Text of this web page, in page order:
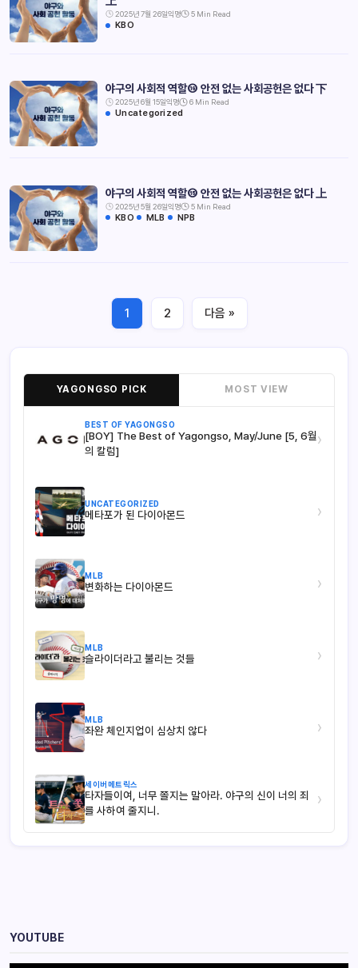
2025년 7월 26일익명 5 Min Read
KBO
야구의 사회적 역할⑯ 안전 없는 사회공헌은 없다 下
2025년 6월 15일익명 6 Min Read
Uncategorized
야구의 사회적 역할⑮ 안전 없는 사회공헌은 없다 上
2025년 5월 26일익명 5 Min Read
KBO MLB NPB
1 2 다음 »
YAGONGSO PICK MOST VIEW
BEST OF YAGONGSO
[BOY] The Best of Yagongso, May/June [5, 6월
의 칼럼]
›
UNCATEGORIZED
메타포가 된 다이아몬드 ›
MLB
변화하는 다이아몬드 ›
MLB
슬라이더라고 불리는 것들 ›
MLB
좌완 체인지업이 심상치 않다 ›
세이버메트릭스
타자들이여, 너무 쫄지는 말아라. 야구의 신이 너의 죄
를 사하여 줄지니.
›
YOUTUBE